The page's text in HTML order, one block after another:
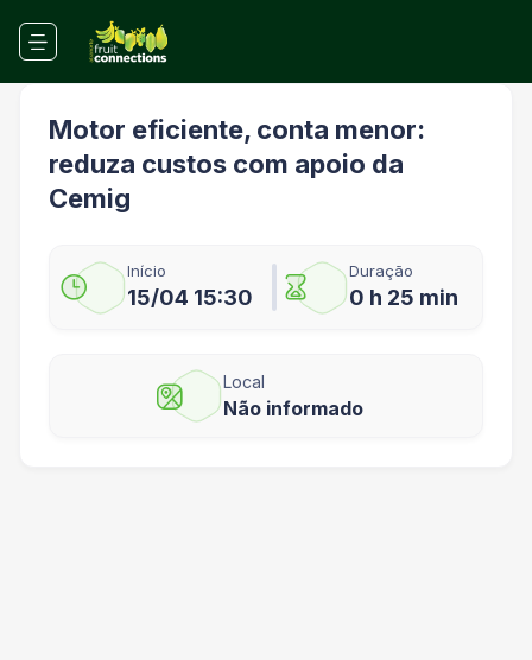
Motor eficiente, conta menor:
reduza custos com apoio da
Cemig
Início
15/04 15:30
Duração
0 h 25 min
Local
Não informado